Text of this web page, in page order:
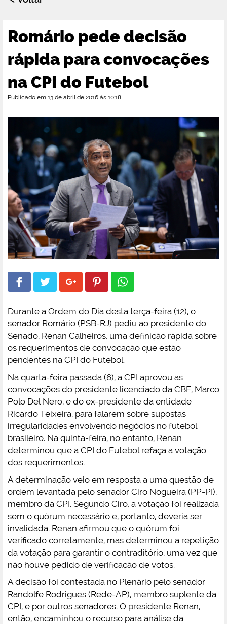
Romário pede decisão
rápida para convocações
na CPI do Futebol
Publicado em 13 de abril de 2016 às 10:18
Durante a Ordem do Dia desta terça-feira (12), o
senador Romário (PSB-RJ) pediu ao presidente do
Senado, Renan Calheiros, uma definição rápida sobre
os requerimentos de convocação que estão
pendentes na CPI do Futebol.
Na quarta-feira passada (6), a CPI aprovou as
convocações do presidente licenciado da CBF, Marco
Polo Del Nero, e do ex-presidente da entidade
Ricardo Teixeira, para falarem sobre supostas
irregularidades envolvendo negócios no futebol
brasileiro. Na quinta-feira, no entanto, Renan
determinou que a CPI do Futebol refaça a votação
dos requerimentos.
A determinação veio em resposta a uma questão de
ordem levantada pelo senador Ciro Nogueira (PP-PI),
membro da CPI. Segundo Ciro, a votação foi realizada
sem o quórum necessário e, portanto, deveria ser
invalidada. Renan afirmou que o quórum foi
verificado corretamente, mas determinou a repetição
da votação para garantir o contraditório, uma vez que
não houve pedido de verificação de votos.
A decisão foi contestada no Plenário pelo senador
Randolfe Rodrigues (Rede-AP), membro suplente da
CPI, e por outros senadores. O presidente Renan,
então, encaminhou o recurso para análise da